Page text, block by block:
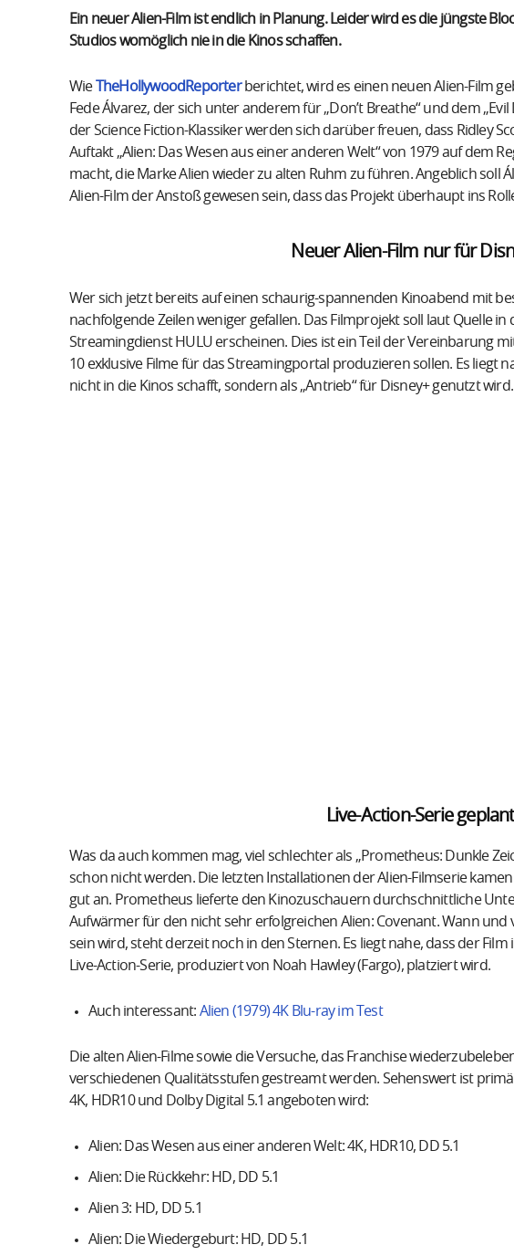
Ein neuer Alien-Film ist endlich in Planung. Leider wird es die jüngste
Studios womöglich nie in die Kinos schaffen.
Wie TheHollywoodReporter berichtet, wird es einen neuen Alien-Film
Fede Álvarez, der sich unter anderem für „Don’t Breathe“ und dem
der Science Fiction-Klassiker werden sich darüber freuen, dass Ridley
Auftakt „Alien: Das Wesen aus einer anderen Welt“ von 1979 auf dem
macht, die Marke Alien wieder zu alten Ruhm zu führen. Angeblich soll
Alien-Film der Anstoß gewesen sein, dass das Projekt überhaupt ins
Neuer Alien-Film nur für
Wer sich jetzt bereits auf einen schaurig-spannenden Kinoabend mit
nachfolgende Zeilen weniger gefallen. Das Filmprojekt soll laut Quelle in
Streamingdienst HULU erscheinen. Dies ist ein Teil der Vereinbarung
10 exklusive Filme für das Streamingportal produzieren sollen. Es liegt
nicht in die Kinos schafft, sondern als „Antrieb“ für Disney+ genutzt wird.
Live-Action-Serie geplant
Was da auch kommen mag, viel schlechter als „Prometheus: Dunkle
schon nicht werden. Die letzten Installationen der Alien-Filmserie
gut an. Prometheus lieferte den Kinozuschauern durchschnittliche
Aufwärmer für den nicht sehr erfolgreichen Alien: Covenant. Wann und
sein wird, steht derzeit noch in den Sternen. Es liegt nahe, dass der
Live-Action-Serie, produziert von Noah Hawley (Fargo), platziert wird.
Auch interessant: Alien (1979) 4K Blu-ray im Test
Die alten Alien-Filme sowie die Versuche, das Franchise
verschiedenen Qualitätsstufen gestreamt werden. Sehenswert ist
4K, HDR10 und Dolby Digital 5.1 angeboten wird:
Alien: Das Wesen aus einer anderen Welt: 4K, HDR10, DD 5.1
Alien: Die Rückkehr: HD, DD 5.1
Alien 3: HD, DD 5.1
Alien: Die Wiedergeburt: HD, DD 5.1